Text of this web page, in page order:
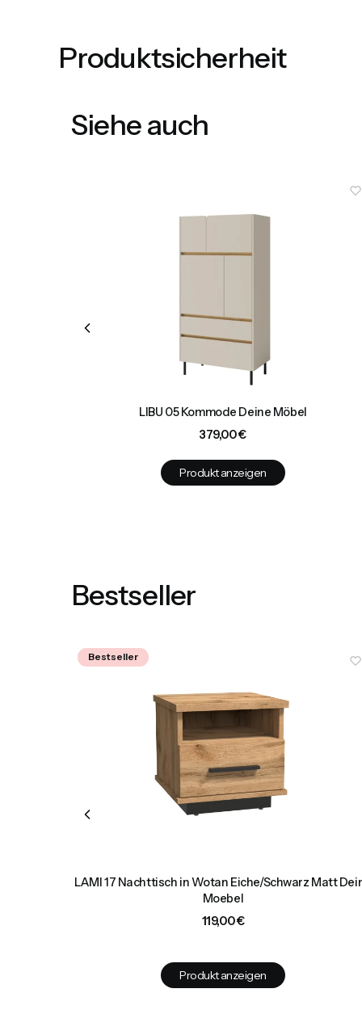
Produktsicherheit
Siehe auch
LIBU 05 Kommode Deine Möbel
Preis
379,00 €
Produkt anzeigen
Bestseller
Bestseller
LAMI 17 Nachttisch in Wotan Eiche/Schwarz Matt
Moebel
Preis
119,00 €
Produkt anzeigen